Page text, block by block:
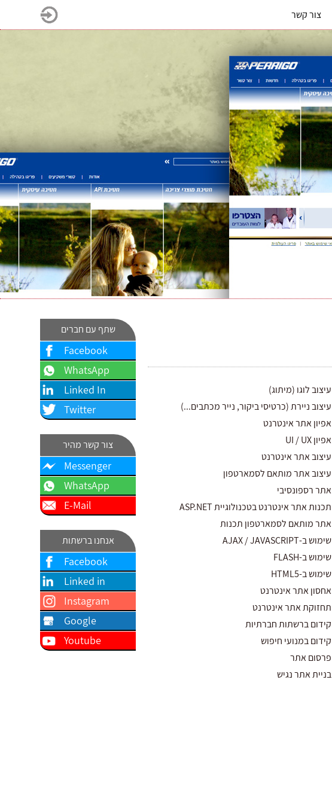
צור קשר
עיצוב לוגו (מיתוג)
עיצוב ניירת (כרטיסי ביקור, נייר מכתבים...)
אפיון אתר אינטרנט
אפיון UI / UX
עיצוב אתר אינטרנט
עיצוב אתר מותאם לסמארטפון
אתר רספונסיבי
תכנות אתר אינטרנט בטכנולוגיית ASP.NET
אתר מותאם לסמארטפון תכנות
שימוש ב-AJAX / JAVASCRIPT
שימוש ב-FLASH
שימוש ב-HTML5
אחסון אתר אינטרנט
תחזוקת אתר אינטרנט
קידום ברשתות חברתיות
קידום במנועי חיפוש
פרסום אתר
בניית אתר נגיש
שתף עם חברים
צור קשר מהיר
אנחנו ברשתות